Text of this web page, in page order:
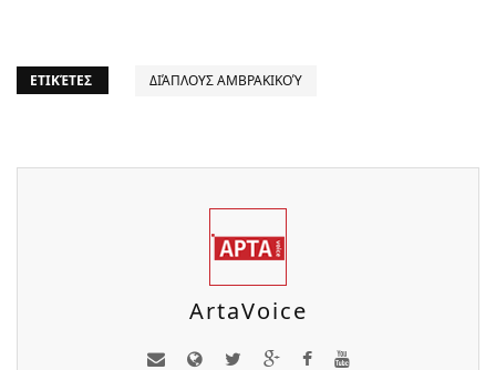
ΕΤΙΚΈΤΕΣ ΔΙΆΠΛΟΥΣ ΑΜΒΡΑΚΙΚΟΎ
ArtaVoice